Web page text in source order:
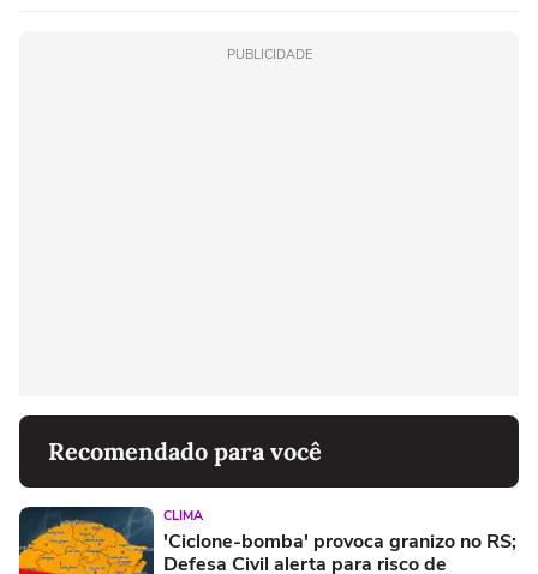
PUBLICIDADE
Recomendado para você
CLIMA
'Ciclone-bomba' provoca granizo no RS;
Defesa Civil alerta para risco de